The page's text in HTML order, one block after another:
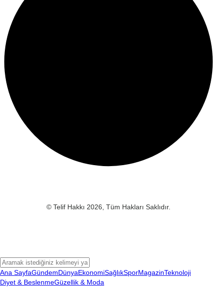
© Telif Hakkı 2026, Tüm Hakları Saklıdır.
Ana SayfaGündemDünyaEkonomiSağlıkSporMagazinTeknoloji
Diyet & BeslenmeGüzellik & Moda